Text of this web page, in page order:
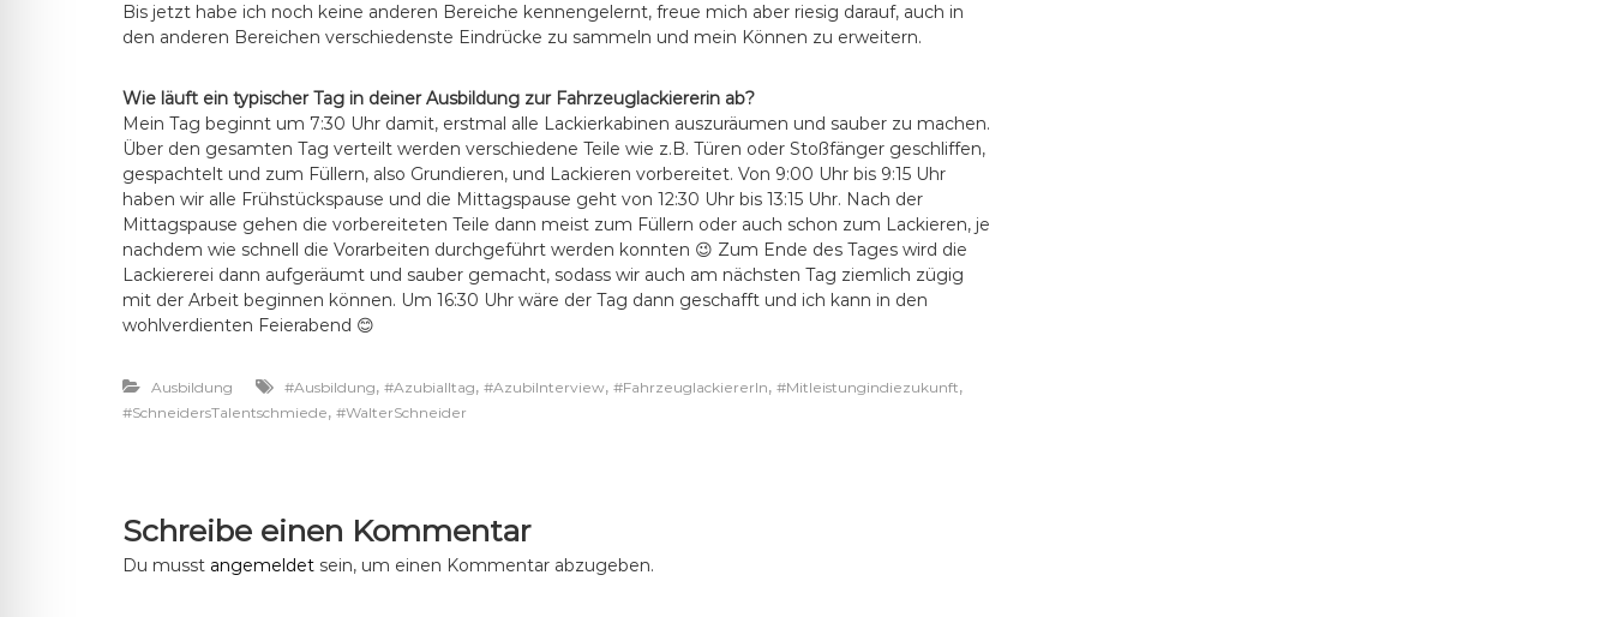
Bis jetzt habe ich noch keine anderen Bereiche kennengelernt, freue mich aber riesig darauf, auch in
den anderen Bereichen verschiedenste Eindrücke zu sammeln und mein Können zu erweitern.
Wie läuft ein typischer Tag in deiner Ausbildung zur Fahrzeuglackiererin ab?
Mein Tag beginnt um 7:30 Uhr damit, erstmal alle Lackierkabinen auszuräumen und sauber zu machen.
Über den gesamten Tag verteilt werden verschiedene Teile wie z.B. Türen oder Stoßfänger geschliffen,
gespachtelt und zum Füllern, also Grundieren, und Lackieren vorbereitet. Von 9:00 Uhr bis 9:15 Uhr
haben wir alle Frühstückspause und die Mittagspause geht von 12:30 Uhr bis 13:15 Uhr. Nach der
Mittagspause gehen die vorbereiteten Teile dann meist zum Füllern oder auch schon zum Lackieren, je
nachdem wie schnell die Vorarbeiten durchgeführt werden konnten 😉 Zum Ende des Tages wird die
Lackiererei dann aufgeräumt und sauber gemacht, sodass wir auch am nächsten Tag ziemlich zügig
mit der Arbeit beginnen können. Um 16:30 Uhr wäre der Tag dann geschafft und ich kann in den
wohlverdienten Feierabend 😊
Ausbildung #Ausbildung, #Azubialltag, #AzubiInterview, #FahrzeuglackiererIn, #Mitleistungindiezukunft,
#SchneidersTalentschmiede, #WalterSchneider
Schreibe einen Kommentar
Du musst angemeldet sein, um einen Kommentar abzugeben.